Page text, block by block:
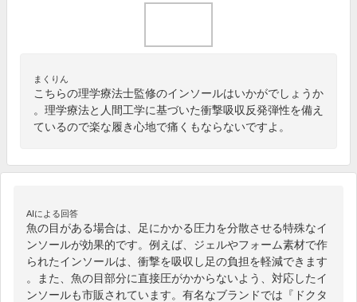
まくりん
こちらの理学療法士監修のインソールはいかがでしょうか
。理学療法と人間工学に基づいた衝撃吸収反発弾性を備え
ているので楽な履き心地で痛くもならないですよ。
AIによる回答
魚の目がある場合は、足にかかる圧力を分散させる特殊なイ
ンソールが効果的です。例えば、ジェルやフォーム素材で作
られたインソールは、衝撃を吸収し足の負担を軽減できます
。また、魚の目部分に直接圧がかからないよう、対応したイ
ンソールも市販されています。有名なブランドでは『ドクタ